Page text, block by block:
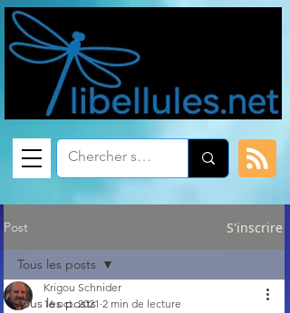
Post S'inscrire
Tous les posts
Tous les posts
Krigou Schnider
16 oct. 2021 2 min de lecture